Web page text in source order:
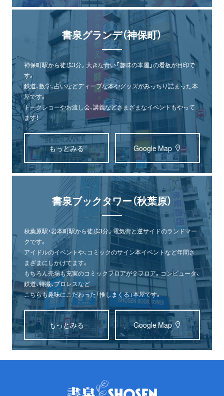
書泉グランデ（神保町）
神保町駅から徒歩3分。大きな青い「趣味の本屋」の看板が目印で
す。
鉄道、数学、占いなどディープな本やグッズがみっちり詰まった本
屋です。
トークショーやお渡し会、講義などさまざまなイベントもやって
ます！
もっとみる Google Map
書泉ブックタワー（秋葉原）
秋葉原駅・岩本町駅から徒歩3分。電気街と逆サイドのランドマー
クです。
アイドルのイベントや、コミックのサイン本イベントなど年間さ
まざまにしかけてます。
もちろん売場も充実のコミックフロアが２フロア。コンピュータ、
鉄道、特撮、プロレスなど
こちらも趣味にこだわった「推しまくる」本屋です。
もっとみる Google Map
（神保町）